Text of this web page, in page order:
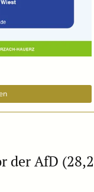
der AfD (28,2